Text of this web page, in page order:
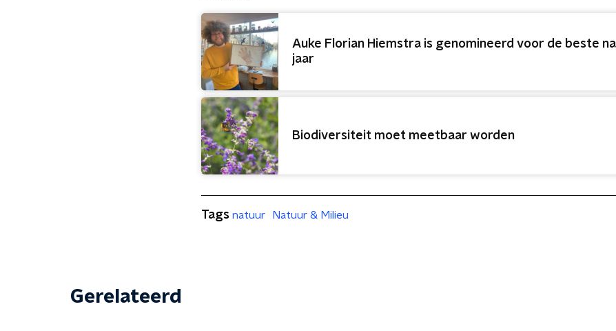
Auke Florian Hiemstra is genomineerd voor de beste
jaar
Biodiversiteit moet meetbaar worden
Tags natuur Natuur & Milieu
Gerelateerd